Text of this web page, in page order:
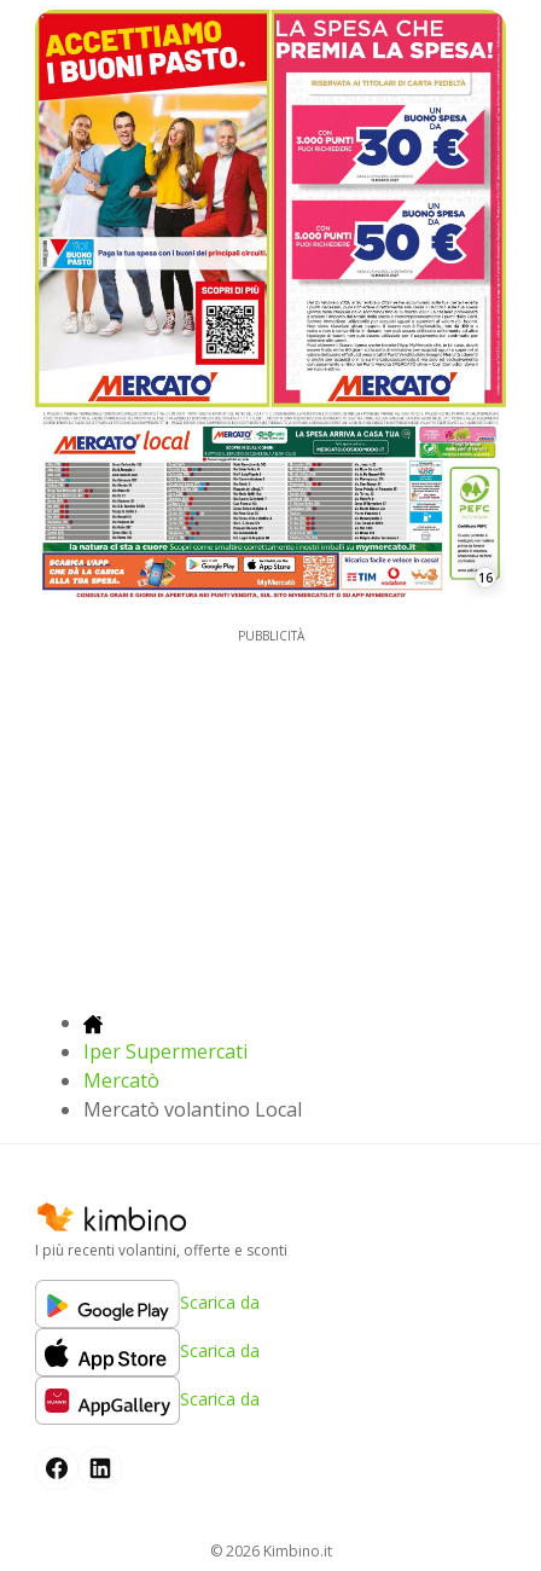
16
PUBBLICITÀ
Iper Supermercati
Mercatò
Mercatò volantino Local
I più recenti volantini, offerte e sconti
Scarica da
Scarica da
Scarica da
© 2026 kimbino.it